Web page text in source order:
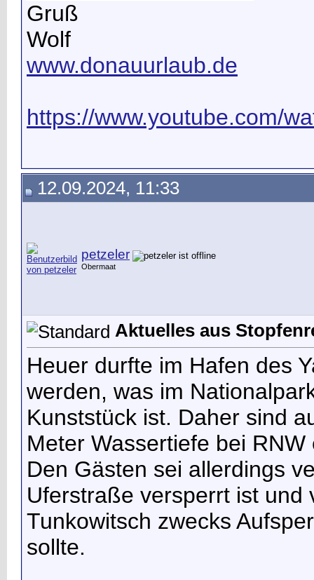
Gruß
Wolf
www.donauurlaub.de
https://www.youtube.com/
12.09.2024, 11:33
petzeler
Obermaat
Aktuelles aus
Heuer durfte im Hafen des
werden, was im
Kunststück ist. Daher sind
Meter Wassertiefe bei
Den Gästen sei allerdings
Uferstraße versperrt ist und
Tunkowitsch zwecks
sollte.